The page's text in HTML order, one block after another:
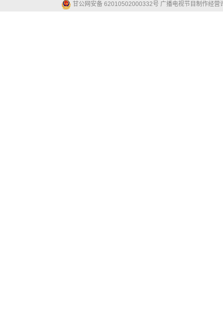
甘公网安备 62010502000332号 广播电视节目制作经